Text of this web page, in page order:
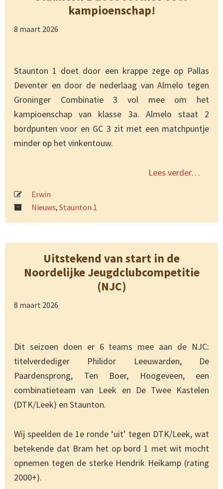
kampioenschap!
8 maart 2026
Staunton 1 doet door een krappe zege op Pallas
Deventer en door de nederlaag van Almelo tegen
Groninger Combinatie 3 vol mee om het
kampioenschap van klasse 3a. Almelo staat 2
bordpunten voor en GC 3 zit met een matchpuntje
minder op het vinkentouw.
Lees verder…
Erwin
Nieuws, Staunton 1
Uitstekend van start in de
Noordelijke Jeugdclubcompetitie
(NJC)
8 maart 2026
Dit seizoen doen er 6 teams mee aan de NJC:
titelverdediger Philidor Leeuwarden, De
Paardensprong, Ten Boer, Hoogeveen, een
combinatieteam van Leek en De Twee Kastelen
(DTK/Leek) en Staunton.
Wij speelden de 1e ronde ‘uit’ tegen DTK/Leek, wat
betekende dat Bram het op bord 1 met wit mocht
opnemen tegen de sterke Hendrik Heikamp (rating
2000+).